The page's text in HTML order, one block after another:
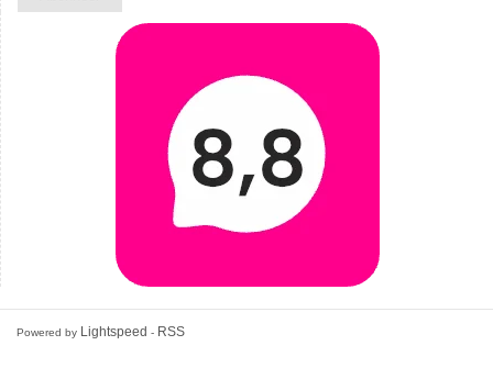
Powered by Lightspeed - RSS